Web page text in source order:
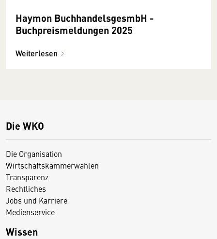
Haymon BuchhandelsgesmbH -
Buchpreismeldungen 2025
Weiterlesen
Die WKO
Die Organisation
Wirtschaftskammerwahlen
Transparenz
Rechtliches
Jobs und Karriere
Medienservice
Wissen